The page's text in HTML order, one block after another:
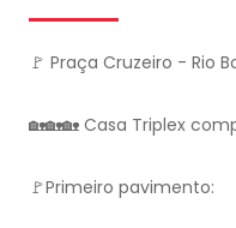
🚩 Praça Cruzeiro - Rio
🏡🏡🏡 Casa Triplex
🚩Primeiro pavimento: